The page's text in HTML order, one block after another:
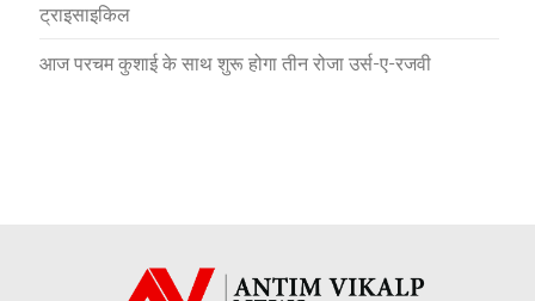
ट्राइसाइकिल
आज परचम कुशाई के साथ शुरू होगा तीन रोजा उर्स-ए-रजवी